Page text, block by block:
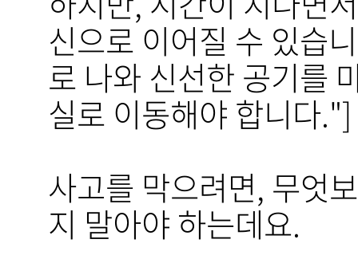
신으로 이어질 수 있습
로 나와 신선한 공기를
실로 이동해야 합니다."]
사고를 막으려면, 무엇
지 말아야 하는데요.